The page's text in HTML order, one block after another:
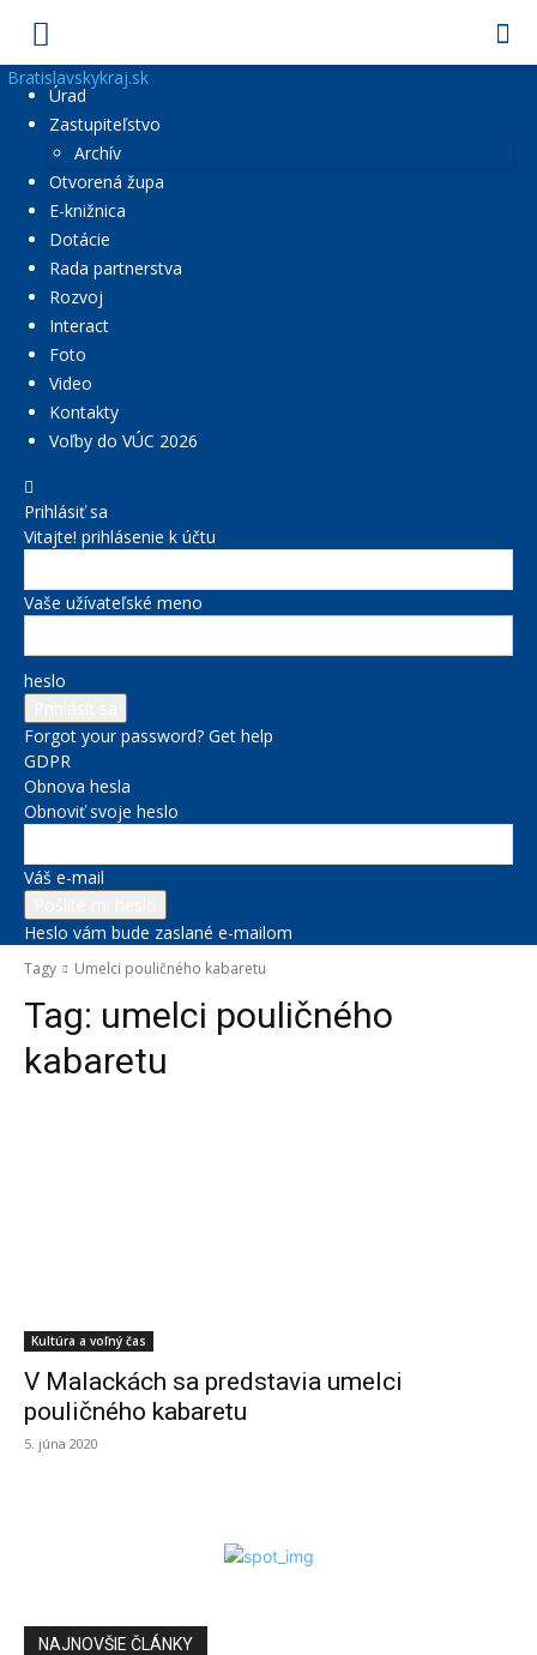
Bratislavskykraj.sk
Úrad
Zastupiteľstvo
Archív
Otvorená župa
E-knižnica
Dotácie
Rada partnerstva
Rozvoj
Interact
Foto
Video
Kontakty
Voľby do VÚC 2026
Prihlásiť sa
Vitajte! prihlásenie k účtu
Vaše užívateľské meno
heslo
Forgot your password? Get help
GDPR
Obnova hesla
Obnoviť svoje heslo
Váš e-mail
Heslo vám bude zaslané e-mailom
Tagy Umelci pouličného kabaretu
Tag: umelci pouličného
kabaretu
Kultúra a voľný čas
V Malackách sa predstavia umelci
pouličného kabaretu
5. júna 2020
NAJNOVŠIE ČLÁNKY